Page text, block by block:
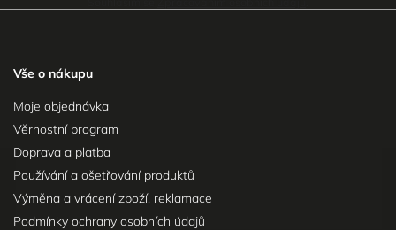
Vše o nákupu
Moje objednávka
Věrnostní program
Doprava a platba
Používání a ošetřování produktů
Výměna a vrácení zboží, reklamace
Podmínky ochrany osobních údajů